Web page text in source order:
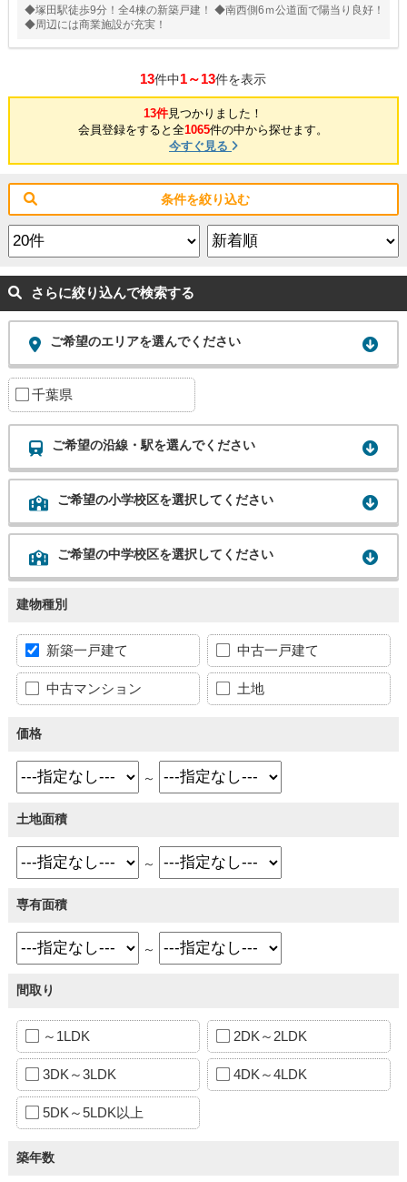
◆塚田駅徒歩9分！全4棟の新築戸建！ ◆南西側6ｍ公道面で陽当り良好！
◆周辺には商業施設が充実！
13件中1～13件を表示
13件見つかりました！
会員登録をすると全1065件の中から探せます。
今すぐ見る
条件を絞り込む
さらに絞り込んで検索する
ご希望のエリアを選んでください
千葉県
ご希望の沿線・駅を選んでください
ご希望の小学校区を選択してください
ご希望の中学校区を選択してください
建物種別
新築一戸建て 中古一戸建て
中古マンション 土地
価格
～
土地面積
～
専有面積
～
間取り
～1LDK 2DK～2LDK
3DK～3LDK 4DK～4LDK
5DK～5LDK以上
築年数